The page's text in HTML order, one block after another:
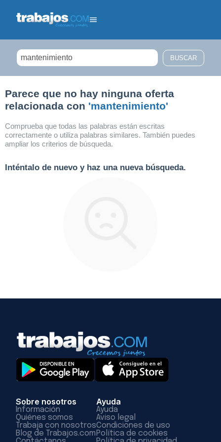
Parece que no hay ninguna oferta
relacionada con 'mantenimiento'
Comprueba que todas las palabras están escritas
correctamente o utiliza palabras similares. También puedes
ampliar los criterios de búsqueda.
Inténtalo de nuevo y haz una nueva búsqueda.
Sobre nosotros
Información
Quiénes somos
Trabaja con nosotros
Blog de Trabajos.com
Ayuda
Ayuda
Aviso legal
Condiciones de uso
Política de cookies